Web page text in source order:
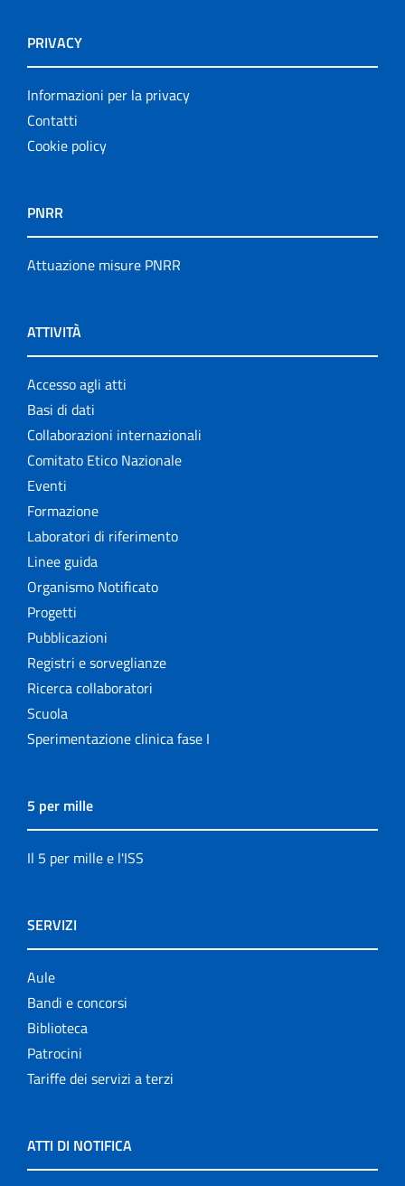
PRIVACY
Informazioni per la privacy
Contatti
Cookie policy
PNRR
Attuazione misure PNRR
ATTIVITÀ
Accesso agli atti
Basi di dati
Collaborazioni internazionali
Comitato Etico Nazionale
Eventi
Formazione
Laboratori di riferimento
Linee guida
Organismo Notificato
Progetti
Pubblicazioni
Registri e sorveglianze
Ricerca collaboratori
Scuola
Sperimentazione clinica fase I
5 per mille
Il 5 per mille e l'ISS
SERVIZI
Aule
Bandi e concorsi
Biblioteca
Patrocini
Tariffe dei servizi a terzi
ATTI DI NOTIFICA